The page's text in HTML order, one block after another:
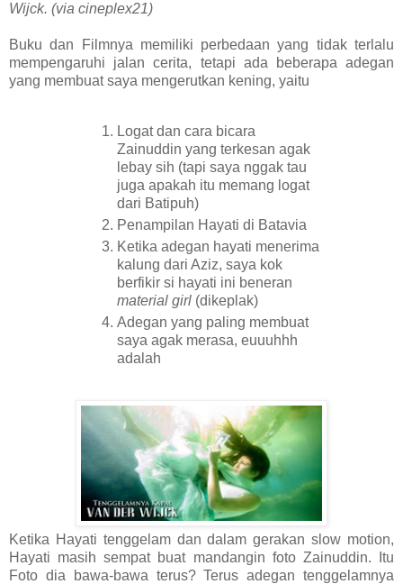
Wijck. (via cineplex21)
Buku dan Filmnya memiliki perbedaan yang tidak terlalu
mempengaruhi jalan cerita, tetapi ada beberapa adegan
yang membuat saya mengerutkan kening, yaitu
Logat dan cara bicara
Zainuddin yang terkesan agak
lebay sih (tapi saya nggak tau
juga apakah itu memang logat
dari Batipuh)
Penampilan Hayati di Batavia
Ketika adegan hayati menerima
kalung dari Aziz, saya kok
berfikir si hayati ini beneran
material girl (dikeplak)
Adegan yang paling membuat
saya agak merasa, euuuhhh
adalah
Ketika Hayati tenggelam dan dalam gerakan slow motion,
Hayati masih sempat buat mandangin foto Zainuddin. Itu
Foto dia bawa-bawa terus? Terus adegan tenggelamnya